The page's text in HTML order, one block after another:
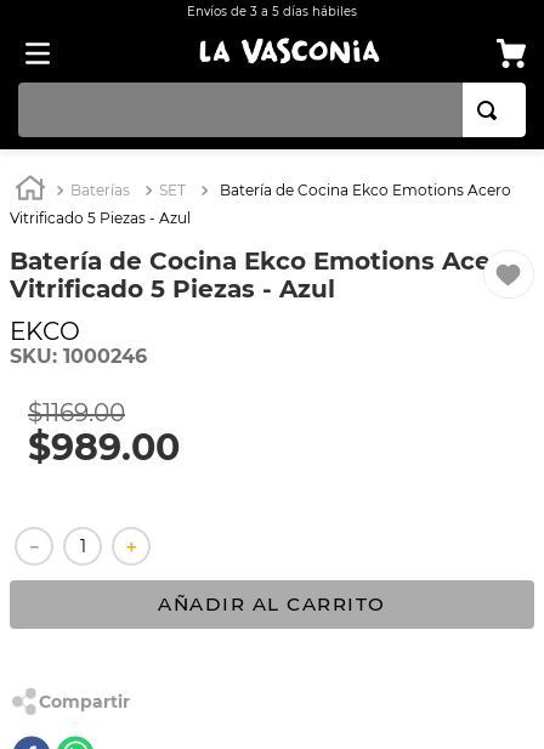
Envíos de 3 a 5 días hábiles
Baterías SET
Batería de Cocina Ekco Emotions Acero
Vitrificado 5 Piezas - Azul
Batería de Cocina Ekco Emotions Acero
Vitrificado 5 Piezas - Azul
EKCO
SKU: 1000246
$1169.00
$989.00
＋
－
AÑADIR AL CARRITO
1. OLLA
3. ARROCERA
4. SARTEN
5. INDUCCIÓN
6. VAPORERAS
7. ACERO INOXIDABLE
COMAL
10. VASCONIA PRIMA